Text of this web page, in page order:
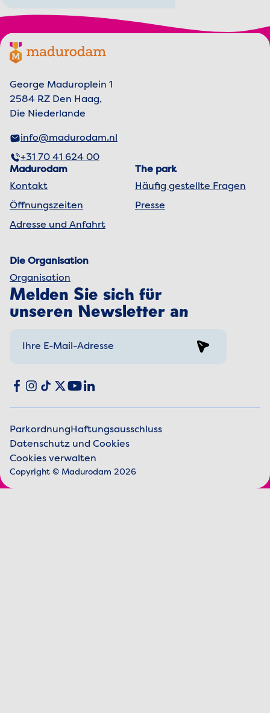
Footer menu
Madurodam-Logo, zur Homepage
George Maduroplein 1
2584 RZ Den Haag,
Die Niederlande
info@madurodam.nl
+31 70 41 624 00
Madurodam
Kontakt
Öffnungszeiten
Adresse und Anfahrt
The park
Häufig gestellte Fragen
Presse
Die Organisation
Organisation
Melden Sie sich für
unseren Newsletter an
Social media
Facebook
Instagram
TikTok
X YouTube
LinkedIn
Juristische Informationen
Parkordnung Haftungsausschluss
Datenschutz und Cookies
Cookies verwalten
Copyright © Madurodam 2026